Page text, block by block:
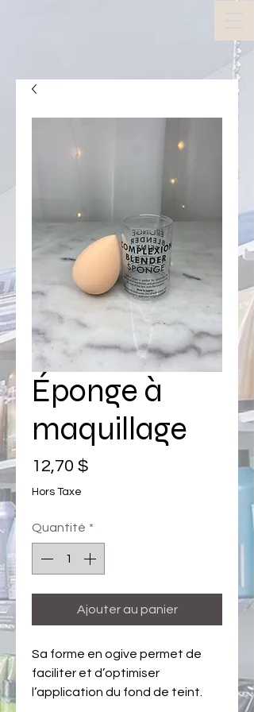
Éponge à
maquillage
12,70 $
Hors Taxe
Quantité *
Ajouter au panier
Sa forme en ogive permet de
faciliter et d’optimiser
l’application du fond de teint.